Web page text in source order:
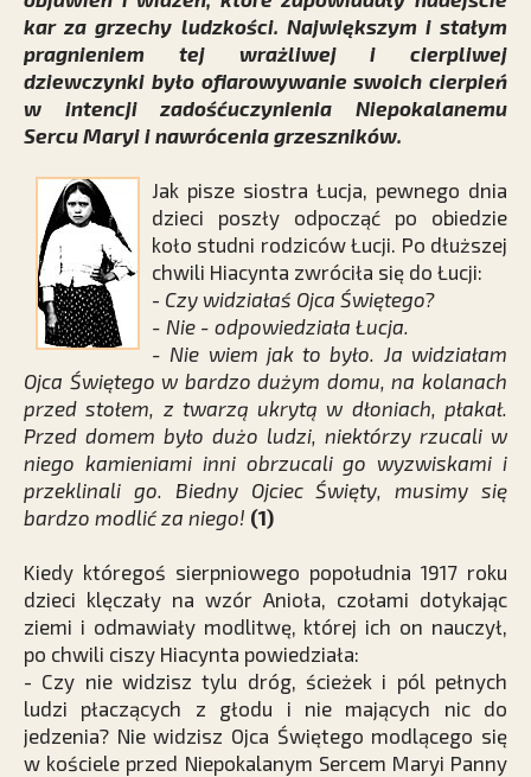
kar za grzechy ludzkości. Największym i stałym
pragnieniem tej wrażliwej i cierpliwej
dziewczynki było ofiarowywanie swoich cierpień
w intencji zadośćuczynienia Niepokalanemu
Sercu Maryi i nawrócenia grzeszników.
Jak pisze siostra Łucja, pewnego dnia
dzieci poszły odpocząć po obiedzie
koło studni rodziców Łucji. Po dłuższej
chwili Hiacynta zwróciła się do Łucji:
- Czy widziałaś Ojca Świętego?
- Nie - odpowiedziała Łucja.
- Nie wiem jak to było. Ja widziałam
Ojca Świętego w bardzo dużym domu, na kolanach
przed stołem, z twarzą ukrytą w dłoniach, płakał.
Przed domem było dużo ludzi, niektórzy rzucali w
niego kamieniami inni obrzucali go wyzwiskami i
przeklinali go. Biedny Ojciec Święty, musimy się
bardzo modlić za niego! (1)
Kiedy któregoś sierpniowego popołudnia 1917 roku
dzieci klęczały na wzór Anioła, czołami dotykając
ziemi i odmawiały modlitwę, której ich on nauczył,
po chwili ciszy Hiacynta powiedziała:
- Czy nie widzisz tylu dróg, ścieżek i pól pełnych
ludzi płaczących z głodu i nie mających nic do
jedzenia? Nie widzisz Ojca Świętego modlącego się
w kościele przed Niepokalanym Sercem Maryi Panny